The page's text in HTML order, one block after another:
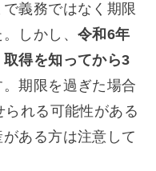
義務ではなく期限
。しかし、令和6年
得を知ってから3
。期限を過ぎた場合
れる可能性がある
ある方は注意して